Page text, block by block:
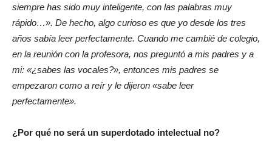
siempre has sido muy inteligente, con las palabras muy
rápido…». De hecho, algo curioso es que yo desde los tres
años sabía leer perfectamente. Cuando me cambié de colegio,
en la reunión con la profesora, nos preguntó a mis padres y a
mi: «¿sabes las vocales?», entonces mis padres se
empezaron como a reír y le dijeron «sabe leer
perfectamente».
¿Por qué no será un superdotado intelectual no?